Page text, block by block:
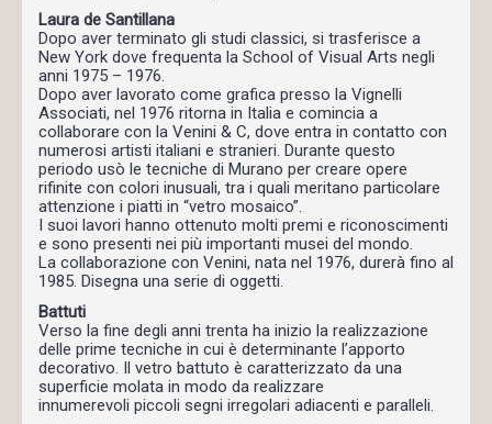
Laura de Santillana
Dopo aver terminato gli studi classici, si trasferisce a
New York dove frequenta la School of Visual Arts negli
anni 1975 – 1976.
Dopo aver lavorato come grafica presso la Vignelli
Associati, nel 1976 ritorna in Italia e comincia a
collaborare con la Venini & C, dove entra in contatto con
numerosi artisti italiani e stranieri. Durante questo
periodo usò le tecniche di Murano per creare opere
rifinite con colori inusuali, tra i quali meritano particolare
attenzione i piatti in “vetro mosaico”.
I suoi lavori hanno ottenuto molti premi e riconoscimenti
e sono presenti nei più importanti musei del mondo.
La collaborazione con Venini, nata nel 1976, durerà fino al
1985. Disegna una serie di oggetti.
Battuti
Verso la fine degli anni trenta ha inizio la realizzazione
delle prime tecniche in cui è determinante l’apporto
decorativo. Il vetro battuto è caratterizzato da una
superficie molata in modo da realizzare
innumerevoli piccoli segni irregolari adiacenti e paralleli.